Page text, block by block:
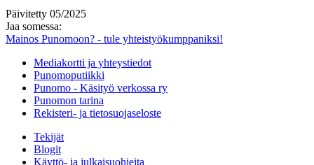
Päivitetty 05/2025
Jaa somessa:
Mainos Punomoon? - tule yhteistyökumppaniksi!
Mediakortti ja yhteystiedot
Punomoputiikki
Punomo - Käsityö verkossa ry
Punomon tarina
Rekisteri- ja tietosuojaseloste
Tekijät
Blogit
Käyttö- ja julkaisuohjeita